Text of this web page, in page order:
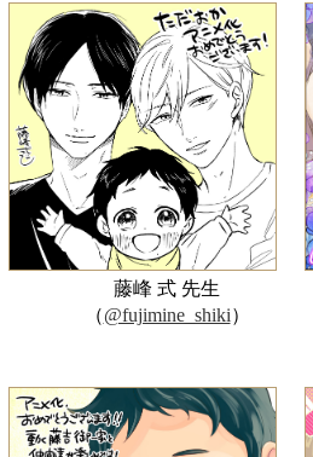
藤峰 式 先生
（@fujimine_shiki）